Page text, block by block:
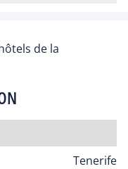
de la
Tenerife